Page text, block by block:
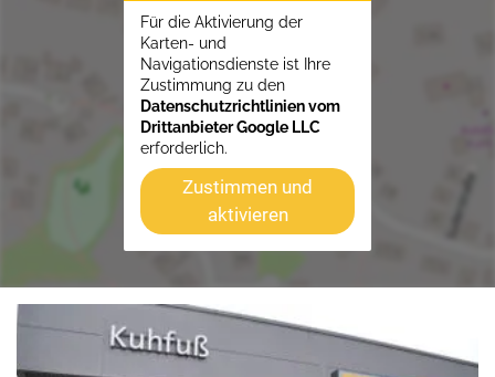
Für die Aktivierung der
Karten- und
Navigationsdienste ist Ihre
Zustimmung zu den
Datenschutzrichtlinien vom
Drittanbieter Google LLC
erforderlich.
Zustimmen und
aktivieren